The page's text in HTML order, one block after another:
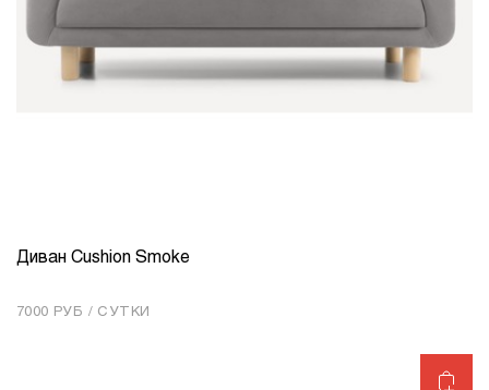
КОЛИЧЕСТВО 1
Диван Cushion Smoke
7000 РУБ / СУТКИ